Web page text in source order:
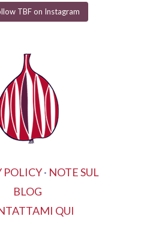
TBF on Instagram
POLICY· NOTE SUL
BLOG
QUI